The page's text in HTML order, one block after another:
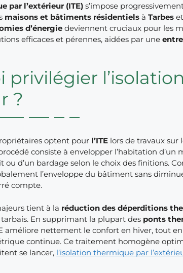
par l’extérieur (ITE) s’impose
maisons et bâtiments résidentiels àTarbes
d’énergie deviennent cruciaux pour les
efficaces et pérennes, aidées par une
privilégier
?
optent pour l’ITE lors de travaux sur
consiste à envelopper l’habitation
ou d’un bardage selon le choix des finitions.
l’enveloppe du bâtiment sans
compte.
tient à la réduction des déperditions
En supprimant la plupart des ponts
améliore nettement le confort en hiver, tout
continue. Ce traitement homogène
se lancer, l’isolation thermique par